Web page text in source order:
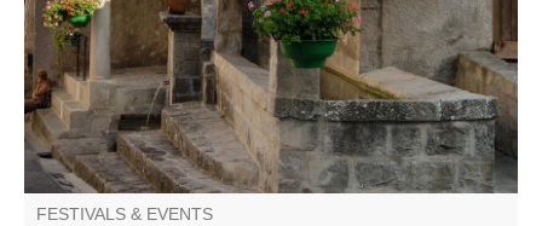
FESTIVALS & EVENTS